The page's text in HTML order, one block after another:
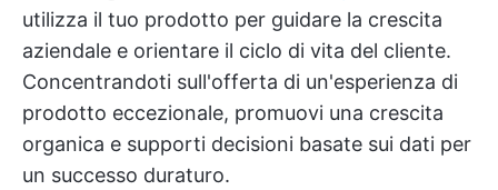
utilizza il tuo prodotto per guidare la crescita
aziendale e orientare il ciclo di vita del cliente.
Concentrandoti sull'offerta di un'esperienza di
prodotto eccezionale, promuovi una crescita
organica e supporti decisioni basate sui dati per
un successo duraturo.